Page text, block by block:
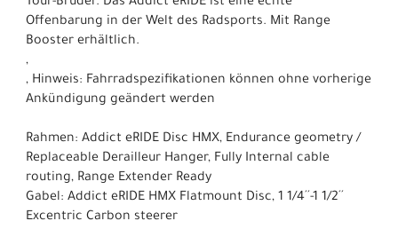
Tour-Bruder. Das Addict eRIDE ist eine echte
Offenbarung in der Welt des Radsports. Mit Range
Booster erhältlich.
,
, Hinweis: Fahrradspezifikationen können ohne vorherige
Ankündigung geändert werden
Rahmen: Addict eRIDE Disc HMX, Endurance geometry /
Replaceable Derailleur Hanger, Fully Internal cable
routing, Range Extender Ready
Gabel: Addict eRIDE HMX Flatmount Disc, 1 1/4´´-1 1/2´´
Excentric Carbon steerer